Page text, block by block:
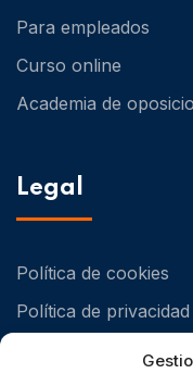
Para empleados
Curso online
Academia de
Legal
Política de cookies
Política de privacidad